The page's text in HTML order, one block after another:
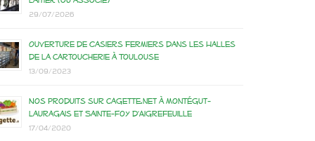
29/07/2026
Ouverture de casiers fermiers dans les Halles
de la Cartoucherie à Toulouse
13/09/2023
Nos produits sur Cagette.net à Montégut-
Lauragais et Sainte-Foy d’Aigrefeuille
17/04/2020